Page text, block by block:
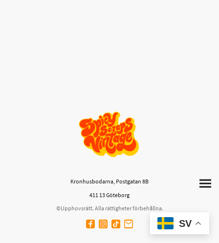
Kronhusbodarna, Postgatan 8B
411 13 Göteborg
©Upphovsrätt. Alla rättigheter förbehållna.
SV